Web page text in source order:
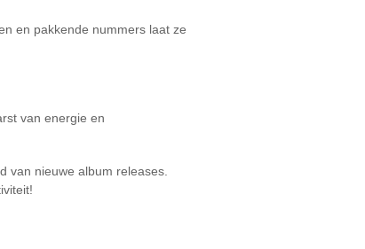
en pakkende nummers laat ze
van energie en
van nieuwe album releases.